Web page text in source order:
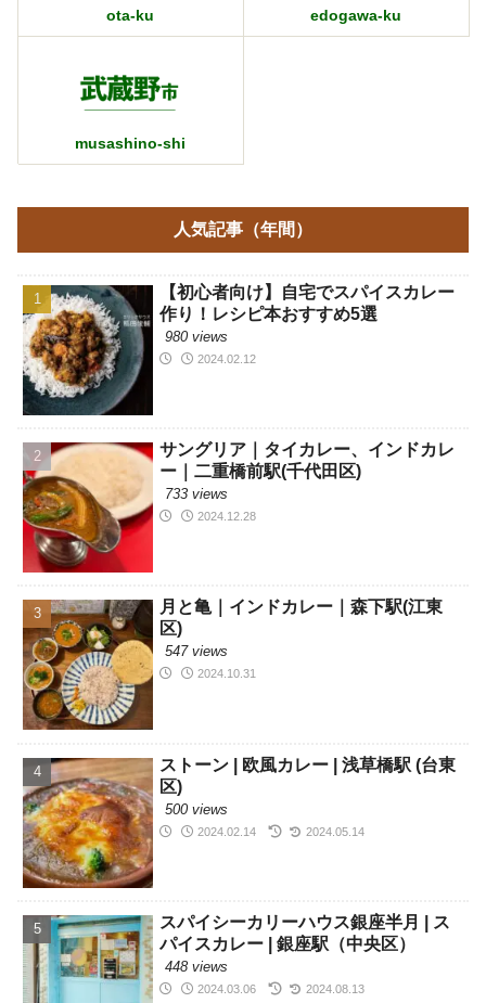
ota-ku edogawa-ku
musashino-shi
人気記事（年間）
【初心者向け】自宅でスパイスカレー
作り！レシピ本おすすめ5選
980 views
2024.02.12
サングリア｜タイカレー、インドカレ
ー｜二重橋前駅(千代田区)
733 views
2024.12.28
月と亀｜インドカレー｜森下駅(江東
区)
547 views
2024.10.31
ストーン | 欧風カレー | 浅草橋駅 (台東
区)
500 views
2024.02.14 2024.05.14
スパイシーカリーハウス銀座半月 | ス
パイスカレー | 銀座駅（中央区）
448 views
2024.03.06 2024.08.13